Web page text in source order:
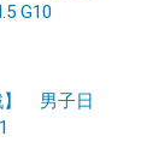
G10
】 男子日